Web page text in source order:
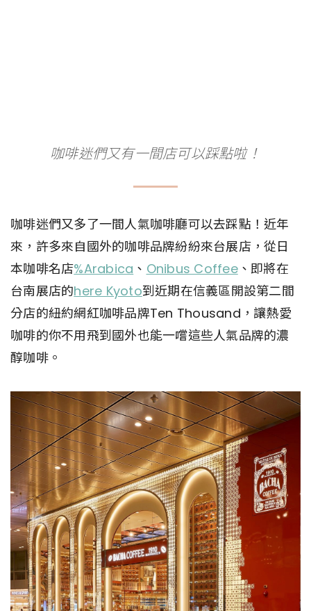
咖啡迷們又有一間店可以踩點啦！
咖啡迷們又多了一間人氣咖啡廳可以去踩點！近年
來，許多來自國外的咖啡品牌紛紛來台展店，從日
本咖啡名店%Arabica 、 Onibus Coffee、即將在
台南展店的here Kyoto到近期在信義區開設第二間
分店的紐約網紅咖啡品牌Ten Thousand，讓熱愛
咖啡的你不用飛到國外也能一嚐這些人氣品牌的濃
醇咖啡。